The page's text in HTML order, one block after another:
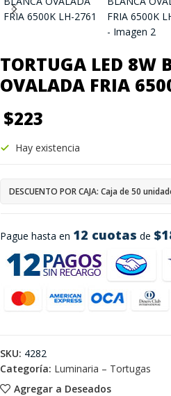
TORTUGA LED 8W
OVALADA FRIA
$223
Pague hasta en 12 cuotas de
Hay existencia
DESCUENTO POR CAJA: Caja de 50
Agregar a Deseados
SKU: 4282
Categoría: Luminaria – Tortugas